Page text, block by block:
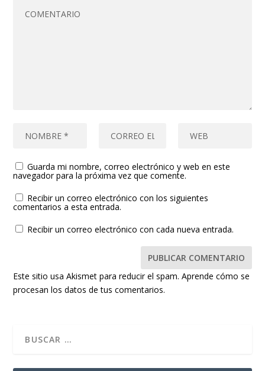
Guarda mi nombre, correo electrónico y web en este
navegador para la próxima vez que comente.
Recibir un correo electrónico con los siguientes
comentarios a esta entrada.
Recibir un correo electrónico con cada nueva entrada.
Este sitio usa Akismet para reducir el spam.Aprende cómo se
procesan los datos de tus comentarios.